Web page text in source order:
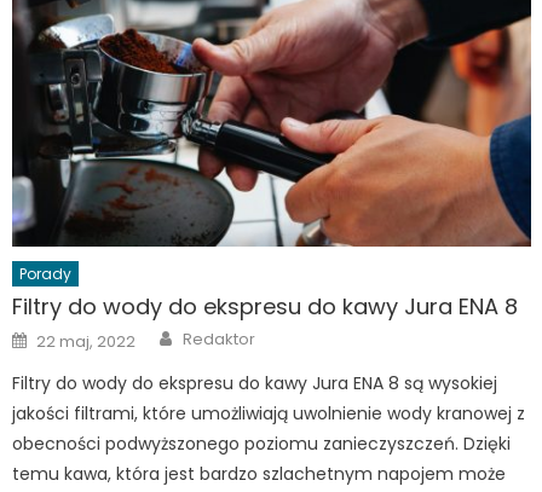
Porady
Filtry do wody do ekspresu do kawy Jura ENA 8
Posted
on
22 maj, 2022 Author
Redaktor
Filtry do wody do ekspresu do kawy Jura ENA 8 są wysokiej
jakości filtrami, które umożliwiają uwolnienie wody kranowej z
obecności podwyższonego poziomu zanieczyszczeń. Dzięki
temu kawa, która jest bardzo szlachetnym napojem może